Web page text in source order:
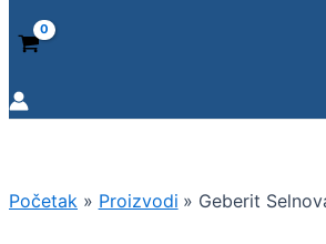
Početak Proizvodi Geberit